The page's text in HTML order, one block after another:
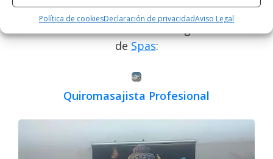
Política de cookiesDeclaración de privacidadAviso Legal
Encuentra otros negocios o profesionales
de Spas:
Quiromasajista Profesional